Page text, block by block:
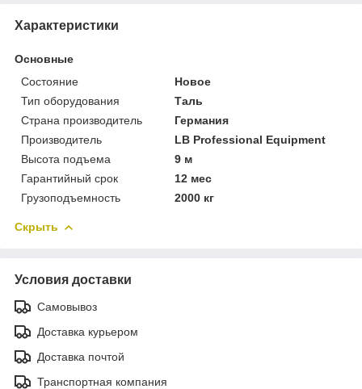
Характеристики
Основные
Состояние
Новое
Тип оборудования
Таль
Страна производитель
Германия
Производитель
LB Professional Equipment
Высота подъема
9 м
Гарантийный срок
12 мес
Грузоподъемность
2000 кг
Скрыть
Условия доставки
Самовывоз
Доставка курьером
Доставка почтой
Транспортная компания